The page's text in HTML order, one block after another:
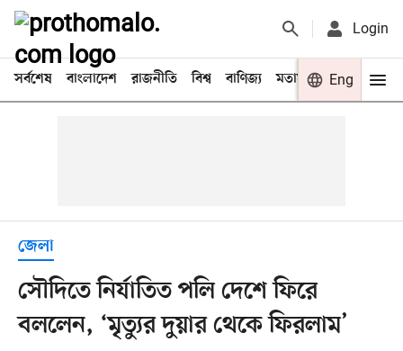
Login
সর্বশেষ বাংলাদেশ রাজনীতি বিশ্ব বাণিজ্য মতামত খেলা
Eng
জেলা
সৌদিতে নির্যাতিত পলি দেশে ফিরে
বললেন, ‘মৃত্যুর দুয়ার থেকে ফিরলাম’